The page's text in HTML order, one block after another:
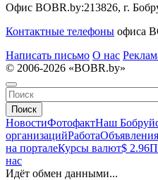
Офис BOBR.by:213826, г.
Контактные телефоны офиса
Написать письмо О нас
© 2006-2026 «BOBR.by»
Поиск
НовостиФотофактНаш
организацийРаботаОбъявления
на порталеКурсы валют$ 2.96
нас
Идёт обмен данными...